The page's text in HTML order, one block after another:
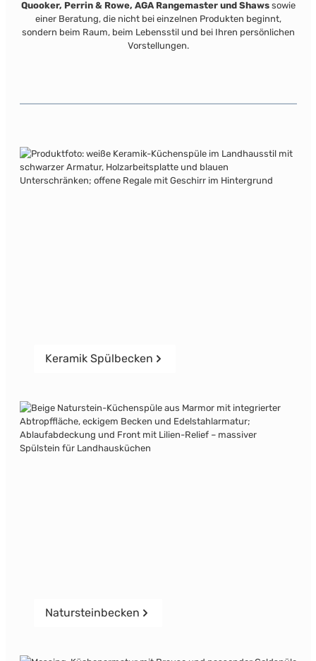
Quooker, Perrin & Rowe, AGA Rangemaster und Shawssowie
einer Beratung, die nicht bei einzelnen Produkten beginnt,
sondern beim Raum, beim Lebensstil und bei Ihren persönlichen
Vorstellungen.
Keramik Spülbecken
Keramik Spülbecken
Natursteinbecken
Natursteinbecken